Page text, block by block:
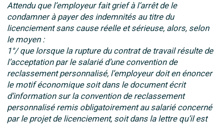
Attendu que l’employeur fait grief à l’arrêt de le
condamner à payer des indemnités au titre du
licenciement sans cause réelle et sérieuse, alors, selon
le moyen :
1°/ que lorsque la rupture du contrat de travail résulte de
l’acceptation par le salarié d’une convention de
reclassement personnalisé, l’employeur doit en énoncer
le motif économique soit dans le document écrit
d’information sur la convention de reclassement
personnalisé remis obligatoirement au salarié concerné
par le projet de licenciement, soit dans la lettre qu’il est